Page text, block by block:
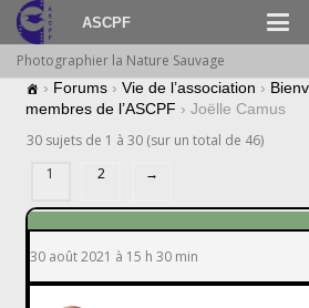
ASCPF
Photographier la Nature Sauvage
› Forums › Vie de l’association ›
membres de l’ASCPF › Joëlle Camus
30 sujets de 1 à 30 (sur un total de 46)
1
2 →
30 août 2021 à 15 h 30 min